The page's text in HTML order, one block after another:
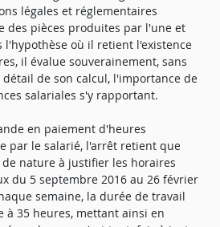
légales et réglementaires
des pièces produites par l'une et
l'hypothèse où il retient l'existence
il évalue souverainement, sans
de son calcul, l'importance de
salariales s'y rapportant.
en paiement d'heures
par le salarié, l'arrêt retient que
nature à justifier les horaires
du 5 septembre 2016 au 26 février
semaine, la durée de travail
à 35 heures, mettant ainsi en